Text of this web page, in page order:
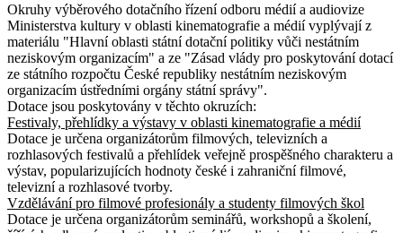
Okruhy výběrového dotačního řízení odboru médií a audiovize
Ministerstva kultury v oblasti kinematografie a médií vyplývají z
materiálu "Hlavní oblasti státní dotační politiky vůči nestátním
neziskovým organizacím" a ze "Zásad vlády pro poskytování dotací
ze státního rozpočtu České republiky nestátním neziskovým
organizacím ústředními orgány státní správy".
Dotace jsou poskytovány v těchto okruzích:
Festivaly, přehlídky a výstavy v oblasti kinematografie a médií
Dotace je určena organizátorům filmových, televizních a
rozhlasových festivalů a přehlídek veřejně prospěšného charakteru a
výstav, popularizujících hodnoty české i zahraniční filmové,
televizní a rozhlasové tvorby.
Vzdělávání pro filmové profesionály a studenty filmových škol
Dotace je určena organizátorům seminářů, workshopů a školení,